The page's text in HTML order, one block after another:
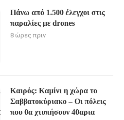
Πάνω από 1.500 έλεγχοι στις
παραλίες με drones
8 ώρες πριν
Καιρός: Καμίνι η χώρα το
Σαββατοκύριακο – Οι πόλεις
που θα χτυπήσουν 40αρια